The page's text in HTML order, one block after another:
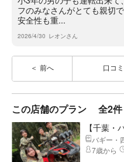
フのみなさんがとても親切
安全性も重...
2026/4/30 レオンさん
前へ 口コ
この店舗のプラン 全2件
【千葉・
バギー・
7歳から